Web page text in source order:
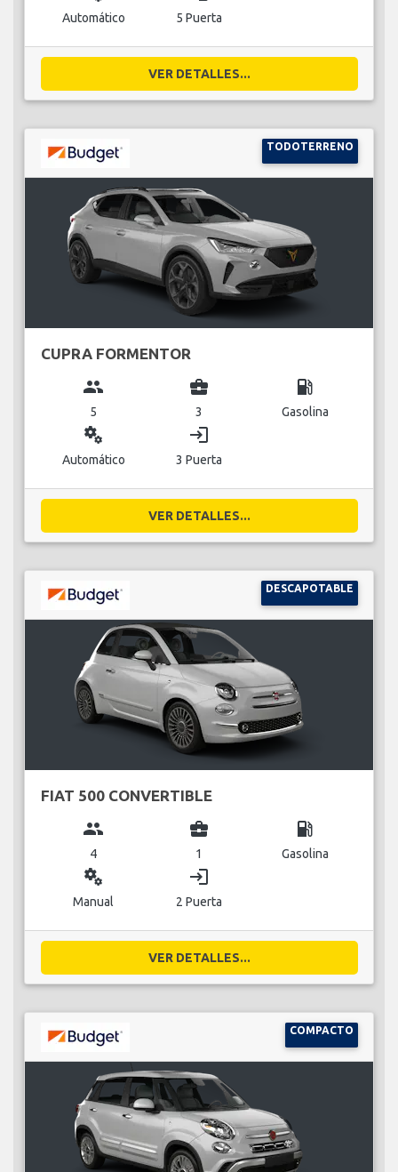
Automático 5 Puerta
VER DETALLES...
TODOTERRENO
CUPRA FORMENTOR
group
5
business_center
3
local_gas_station
Gasolina
miscellaneous_services
Automático
login
3 Puerta
VER DETALLES...
DESCAPOTABLE
FIAT 500 CONVERTIBLE
group
4
business_center
1
local_gas_station
Gasolina
miscellaneous_services
Manual
login
2 Puerta
VER DETALLES...
COMPACTO